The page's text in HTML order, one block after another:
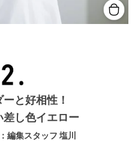
と好相性！
差し色イエロー
編集スタッフ 塩川